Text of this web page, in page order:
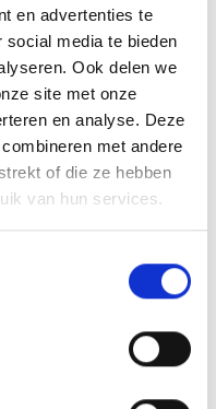
en advertenties te
media te bieden
Ook delen we
site met onze
en analyse. Deze
met andere
of die ze hebben
van hun services.
MEER INFORMATIE